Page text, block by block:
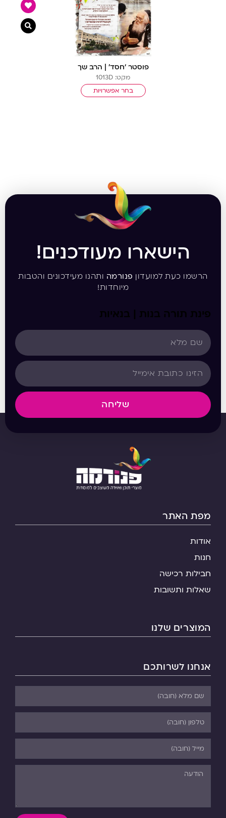
פוסטר ‘חסד’ | הרב שך
מקט: 1013D
בחר אפשרויות
צפייה
הישארו מעודכנים!
הרשמו כעת למועדון פנורמה ותהנו מעידכונים והטבות
מיוחדות!
פינת תורה בנות | בנאיות
שליחה
מפת האתר
אודות
חנות
חבילות רכישה
שאלות ותשובות
המוצרים שלנו
אנחנו לשרותכם